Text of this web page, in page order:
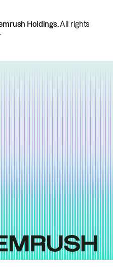
Holdings.All rights